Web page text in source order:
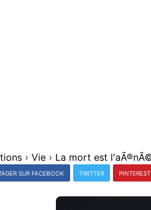
› Vie ›
SUR FACEBOOK TWITTER PINTEREST